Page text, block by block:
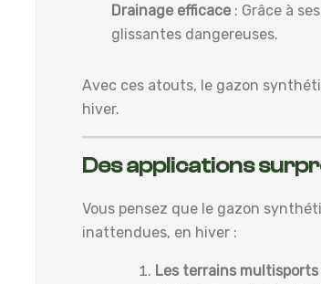
Drainage efficace : Grâce à
glissantes dangereuses.
Avec ces atouts, le gazon
hiver.
Des applications
Vous pensez que le gazon
inattendues, en hiver :
Les terrains multisports